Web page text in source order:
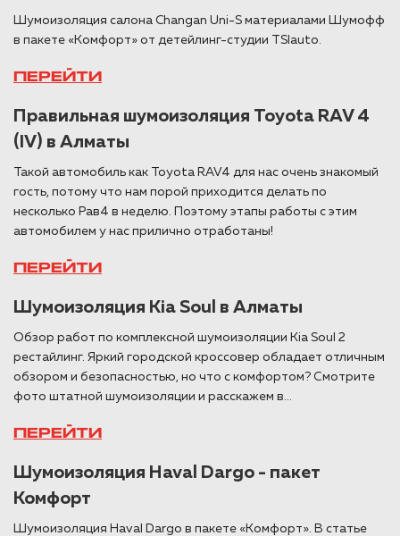
Шумоизоляция салона Changan Uni-S материалами Шумофф
в пакете «Комфорт» от детейлинг-студии TSIauto.
ПЕРЕЙТИ
Правильная шумоизоляция Toyota RAV 4
(IV) в Алматы
Такой автомобиль как Toyota RAV4 для нас очень знакомый
гость, потому что нам порой приходится делать по
несколько Рав4 в неделю. Поэтому этапы работы с этим
автомобилем у нас прилично отработаны!
ПЕРЕЙТИ
Шумоизоляция Kia Soul в Алматы
Обзор работ по комплексной шумоизоляции Kia Soul 2
рестайлинг. Яркий городской кроссовер обладает отличным
обзором и безопасностью, но что с комфортом? Смотрите
фото штатной шумоизоляции и расскажем в...
ПЕРЕЙТИ
Шумоизоляция Haval Dargo - пакет
Комфорт
Шумоизоляция Haval Dargo в пакете «Комфорт». В статье